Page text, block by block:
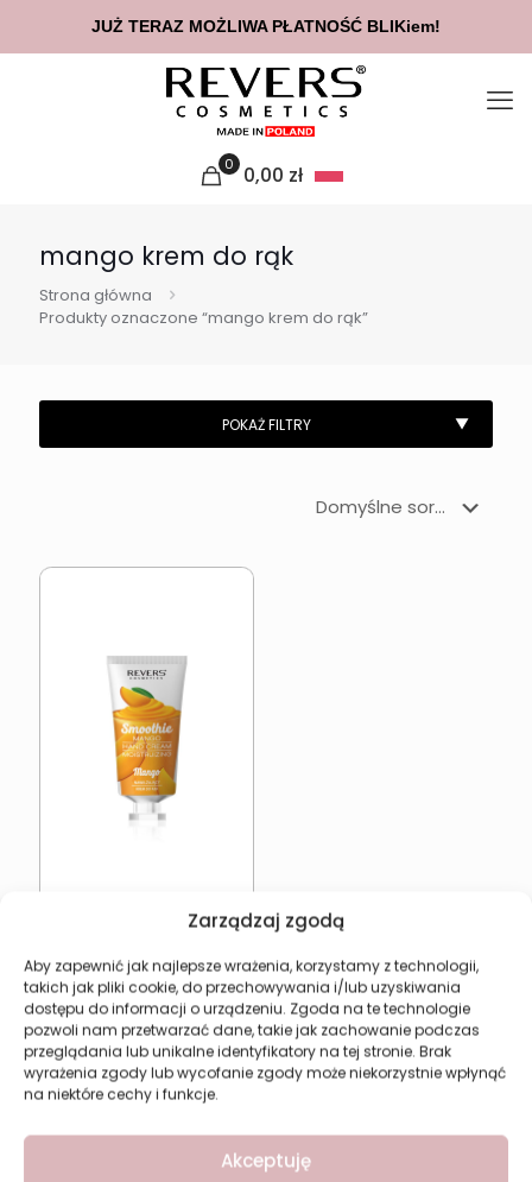
Zarządzaj zgodą
Aby zapewnić jak najlepsze wrażenia, korzystamy z technologii,
takich jak pliki cookie, do przechowywania i/lub uzyskiwania
dostępu do informacji o urządzeniu. Zgoda na te technologie
pozwoli nam przetwarzać dane, takie jak zachowanie podczas
przeglądania lub unikalne identyfikatory na tej stronie. Brak
wyrażenia zgody lub wycofanie zgody może niekorzystnie wpłynąć
na niektóre cechy i funkcje.
Akceptuję
0 0,00 zł
mango krem do rąk
Strona główna
Produkty oznaczone “mango krem do rąk”
Smoothie Mango –
5,94zł
Dodaj do koszyka
Revers Cosmetics
JUŻ TERAZ MOŻLIWA PŁATNOŚĆ BLIKiem!